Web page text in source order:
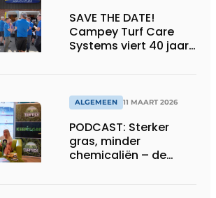
SAVE THE DATE!
Campey Turf Care
Systems viert 40 jaar
ALGEMEEN 11 MAART 2026
PODCAST: Sterker
gras, minder
chemicaliën – de